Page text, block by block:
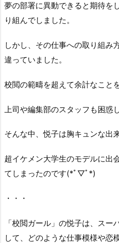
夢の部署に異動できると期待を
り組んでしました。
しかし、その仕事への取り組み
違っていました。
校閲の範疇を超えて余計なこと
上司や編集部のスタッフも困惑
そんな中、悦子は胸キュンな出
超イケメン大学生のモデルに出
てしまったのです(*ﾟ▽ﾟ*)
・・・
「校閲ガール」の悦子は、スー
して、どのような仕事模様や恋